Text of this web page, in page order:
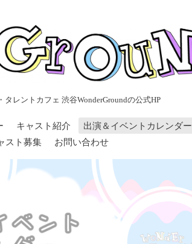
レントカフェ 渋谷WonderGroundの公式HP
キャスト紹介 出演＆イベントカレンダー
スト募集 お問い合わせ